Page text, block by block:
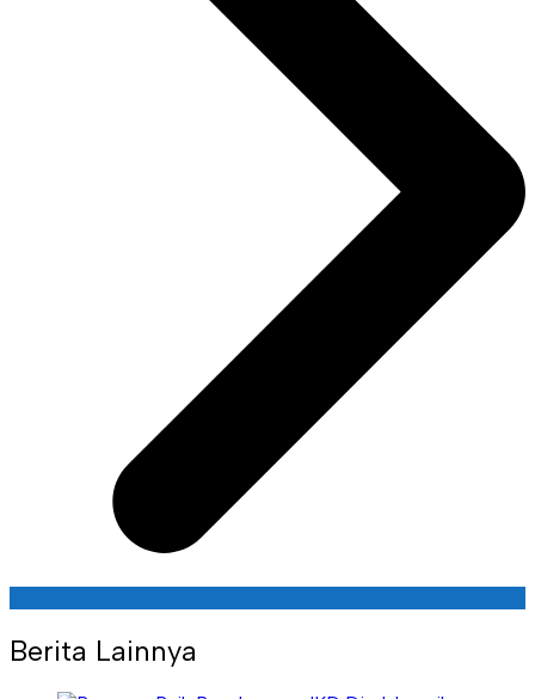
Berita Lainnya